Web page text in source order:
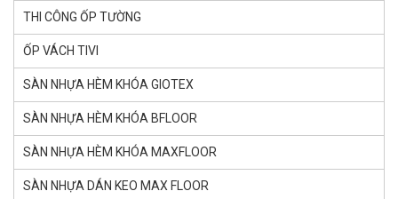
THI CÔNG ỐP TƯỜNG
ỐP VÁCH TIVI
SÀN NHỰA HÈM KHÓA GlOTEX
SÀN NHỰA HÈM KHÓA BFLOOR
SÀN NHỰA HÈM KHÓA MAXFLOOR
SÀN NHỰA DÁN KEO MAX FLOOR